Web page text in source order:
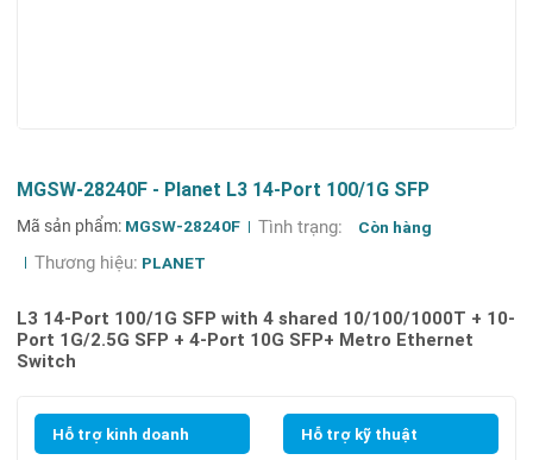
MGSW-28240F - Planet L3 14-Port 100/1G SFP
Mã sản phẩm: MGSW-28240F Tình trạng: Còn hàng
Thương hiệu: PLANET
L3 14-Port 100/1G SFP with 4 shared 10/100/1000T + 10-
Port 1G/2.5G SFP + 4-Port 10G SFP+ Metro Ethernet
Switch
Hỗ trợ kinh doanh Hỗ trợ kỹ thuật